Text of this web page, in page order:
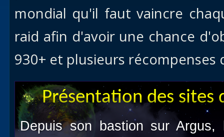
mondial qu'il faut vaincre
raid afin d'avoir une chance
930+ et plusieurs récompenses
Présentation des sites
Depuis son bastion sur